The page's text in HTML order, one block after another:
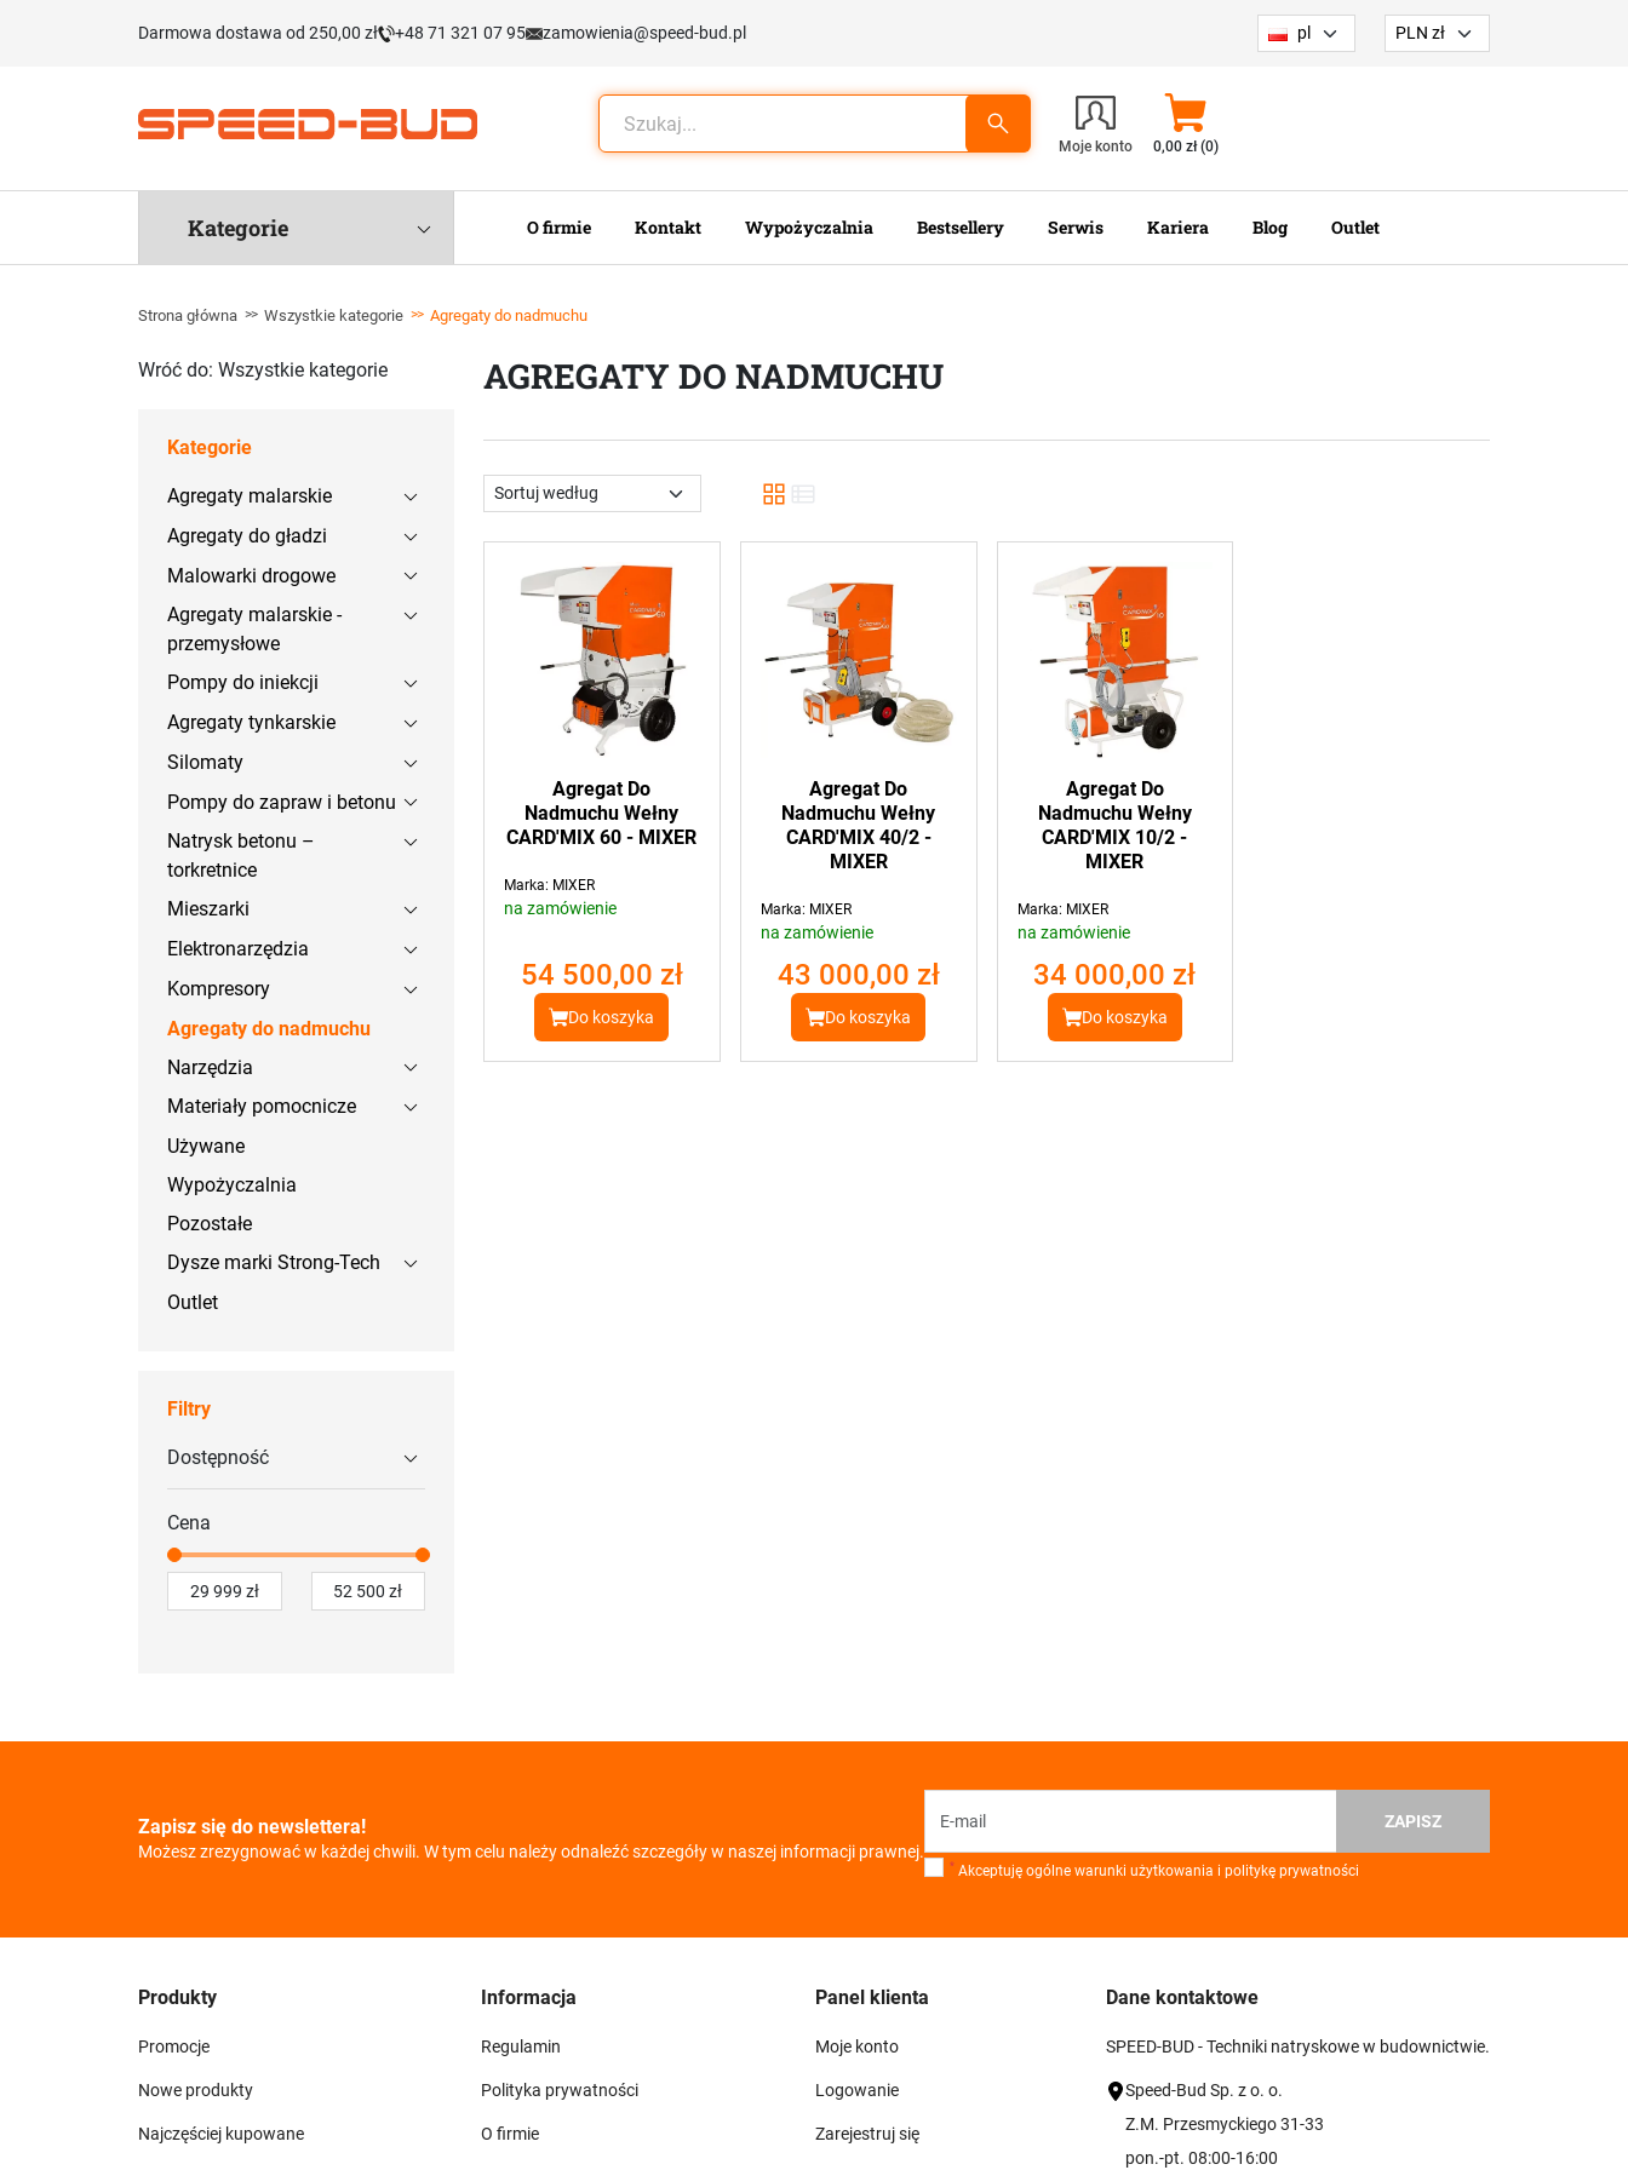
Darmowa dostawa od 250,00 zł +48 71 321 07 95 zamowienia@speed-bud.pl pl PLN zł
Moje konto 0,00 zł (0)
Kategorie O firmie Kontakt Wypożyczalnia Bestsellery Serwis Kariera Blog Outlet
Strona główna Wszystkie kategorie Agregaty do nadmuchu
Wróć do: Wszystkie kategorie
Kategorie
Agregaty malarskie
Agregaty do gładzi
Malowarki drogowe
Agregaty malarskie -
przemysłowe
Pompy do iniekcji
Agregaty tynkarskie
Silomaty
Pompy do zapraw i betonu
Natrysk betonu –
torkretnice
Mieszarki
Elektronarzędzia
Kompresory
Agregaty do nadmuchu
Narzędzia
Materiały pomocnicze
Używane
Wypożyczalnia
Pozostałe
Dysze marki Strong-Tech
Outlet
Filtry
Dostępność
Cena
AGREGATY DO NADMUCHU
Agregat Do
Nadmuchu Wełny
CARD'MIX 60 - MIXER
Marka: MIXER
na zamówienie
54 500,00 zł
Do koszyka
Agregat Do
Nadmuchu Wełny
CARD'MIX 40/2 -
MIXER
Marka: MIXER
na zamówienie
43 000,00 zł
Do koszyka
Agregat Do
Nadmuchu Wełny
CARD'MIX 10/2 -
MIXER
Marka: MIXER
na zamówienie
34 000,00 zł
Do koszyka
Zapisz się do newslettera!
Możesz zrezygnować w każdej chwili. W tym celu należy odnaleźć szczegóły w naszej informacji prawnej.
ZAPISZ
* Akceptuję ogólne warunki użytkowania i politykę prywatności
Produkty
Promocje
Nowe produkty
Najczęściej kupowane
Informacja
Regulamin
Polityka prywatności
O firmie
Panel klienta
Moje konto
Logowanie
Zarejestruj się
Dane kontaktowe
SPEED-BUD - Techniki natryskowe w budownictwie.
Speed-Bud Sp. z o. o.
Z.M. Przesmyckiego 31-33
pon.-pt. 08:00-16:00